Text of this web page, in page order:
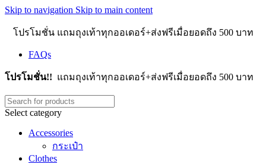
Skip to navigation Skip to main content
โปรโมชั่น แถมถุงเท้าทุกออเดอร์+ส่งฟรีเมื่อยอดถึง 500 บาท
FAQs
โปรโมชั่น!! แถมถุงเท้าทุกออเดอร์+ส่งฟรีเมื่อยอดถึง 500 บาท
Select category
Accessories
กระเป๋า
Clothes